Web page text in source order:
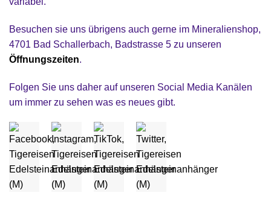
Besuchen sie uns übrigens auch gerne im Mineralienshop,
4701 Bad Schallerbach, Badstrasse 5 zu unseren
Öffnungszeiten.
Folgen Sie uns daher auf unseren Social Media Kanälen
um immer zu sehen was es neues gibt.